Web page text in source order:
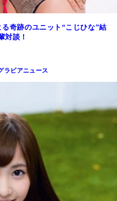
奇跡のユニット“こじひな”結
対談！
ラビアニュース